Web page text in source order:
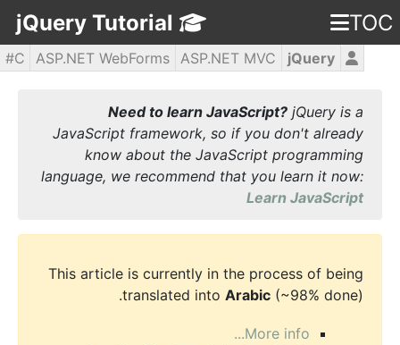
jQuery Tutorial TOC
jQuery
ASP.NET MVC
ASP.NET WebForms
C#
Need to learn JavaScript? jQuery is a
JavaScript framework, so if you don't already
know about the JavaScript programming
language, we recommend that you learn it now:
Learn JavaScript
This article is currently in the process of being
translated into Arabic (~98% done).
More info...